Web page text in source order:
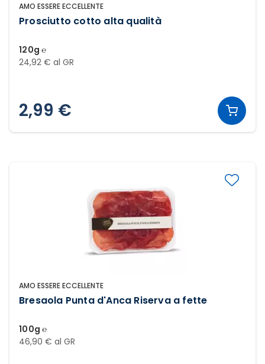
AMO ESSERE ECCELLENTE
Prosciutto cotto alta qualità
120g ℮
24,92 € al GR
2,99 €
AMO ESSERE ECCELLENTE
Bresaola Punta d'Anca Riserva a fette
100g ℮
46,90 € al GR